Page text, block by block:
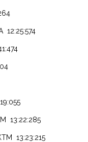
12:25:574
13:22:285
13:23:215